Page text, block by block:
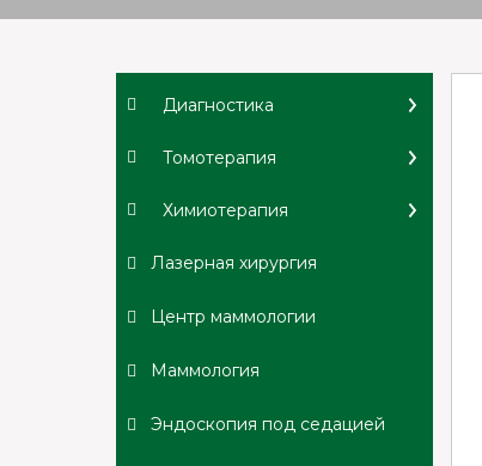
Диагностика
Томотерапия
Химиотерапия
Лазерная хирургия
Центр маммологии
Маммология
Эндоскопия под седацией